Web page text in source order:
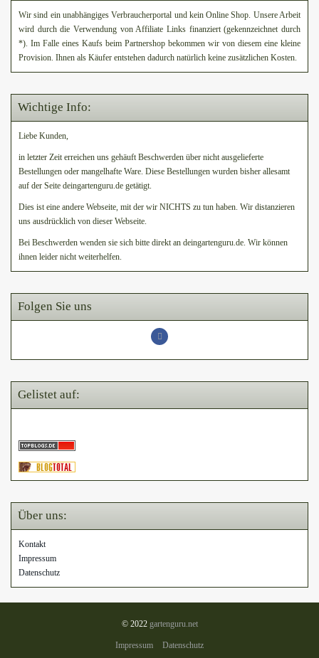
Wir sind ein unabhängiges Verbraucherportal und kein Online Shop. Unsere Arbeit
wird durch die Verwendung von Affiliate Links finanziert (gekennzeichnet durch
*). Im Falle eines Kaufs beim Partnershop bekommen wir von diesem eine kleine
Provision. Ihnen als Käufer entstehen dadurch natürlich keine zusätzlichen Kosten.
Wichtige Info:
Liebe Kunden,
in letzter Zeit erreichen uns gehäuft Beschwerden über nicht ausgelieferte
Bestellungen oder mangelhafte Ware. Diese Bestellungen wurden bisher allesamt
auf der Seite deingartenguru.de getätigt.
Dies ist eine andere Webseite, mit der wir NICHTS zu tun haben. Wir distanzieren
uns ausdrücklich von dieser Webseite.
Bei Beschwerden wenden sie sich bitte direkt an deingartenguru.de. Wir können
ihnen leider nicht weiterhelfen.
Folgen Sie uns
Gelistet auf:
Über uns:
Kontakt
Impressum
Datenschutz
© 2022 gartenguru.net
Impressum Datenschutz